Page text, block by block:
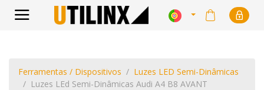
Ferramentas / Dispositivos
Luzes LED Semi-Dinâmicas
Luzes LEd Semi-Dinâmicas Audi A4 B8 AVANT